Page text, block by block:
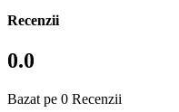
Recenzii
0.0
Bazat pe 0 Recenzii